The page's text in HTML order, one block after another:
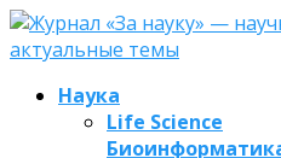
Наука
Life Science